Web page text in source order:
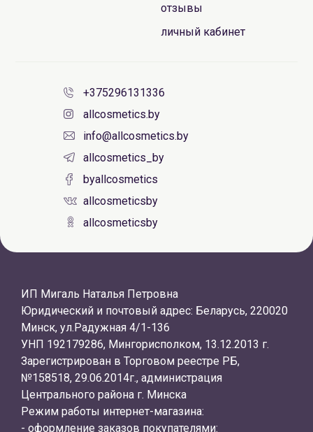
отзывы
личный кабинет
+375296131336
allcosmetics.by
info@allcosmetics.by
allcosmetics_by
byallcosmetics
allcosmeticsby
allcosmeticsby
ИП Мигаль Наталья Петровна
Юридический и почтовый адрес: Беларусь, 220020
Минск, ул.Радужная 4/1-136
УНП 192179286, Мингорисполком, 13.12.2013 г.
Зарегистрирован в Торговом реестре РБ,
№158518, 29.06.2014г., администрация
Центрального района г. Минска
Режим работы интернет-магазина:
- оформление заказов покупателями: